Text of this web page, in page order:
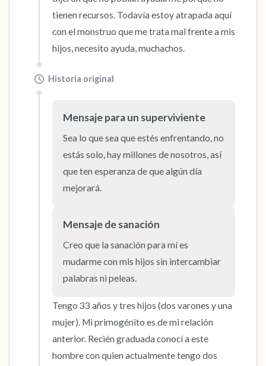
tienen recursos. Todavía estoy atrapada aquí
con el monstruo que me trata mal frente a mis
hijos, necesito ayuda, muchachos.
Historia original
Mensaje para un superviviente
Sea lo que sea que estés enfrentando, no
estás solo, hay millones de nosotros, así
que ten esperanza de que algún día
mejorará.
Mensaje de sanación
Creo que la sanación para mí es
mudarme con mis hijos sin intercambiar
palabras ni peleas.
Tengo 33 años y tres hijos (dos varones y una
mujer). Mi primogénito es de mi relación
anterior. Recién graduada conocí a este
hombre con quien actualmente tengo dos
Respira hondo para terminar.